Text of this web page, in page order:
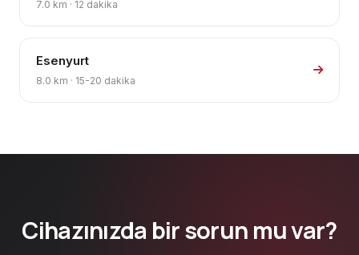
7.0 km · 12 dakika
Esenyurt
8.0 km · 15-20 dakika
Cihazınızda bir sorun mu var?